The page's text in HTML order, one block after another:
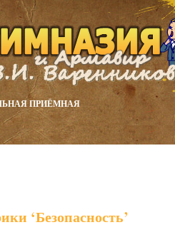
ПРИЁМНАЯ
‘Безопасность’